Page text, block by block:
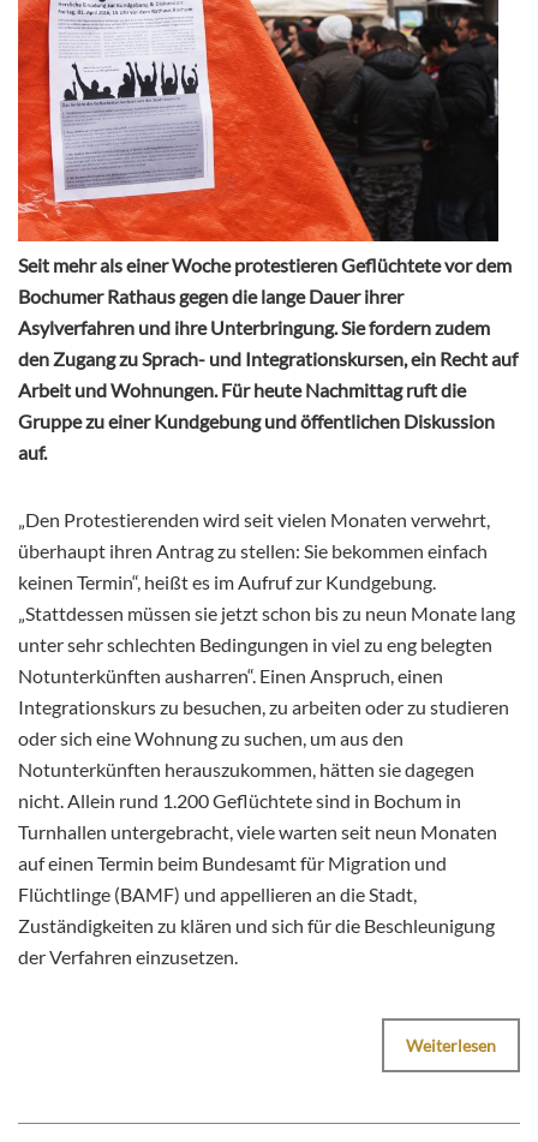
Seit mehr als einer Woche protestieren Geflüchtete vor dem
Bochumer Rathaus gegen die lange Dauer ihrer
Asylverfahren und ihre Unterbringung. Sie fordern zudem
den Zugang zu Sprach- und Integrationskursen, ein Recht auf
Arbeit und Wohnungen. Für heute Nachmittag ruft die
Gruppe zu einer Kundgebung und öffentlichen Diskussion
auf.
„Den Protestierenden wird seit vielen Monaten verwehrt,
überhaupt ihren Antrag zu stellen: Sie bekommen einfach
keinen Termin“, heißt es im Aufruf zur Kundgebung.
„Stattdessen müssen sie jetzt schon bis zu neun Monate lang
unter sehr schlechten Bedingungen in viel zu eng belegten
Notunterkünften ausharren“. Einen Anspruch, einen
Integrationskurs zu besuchen, zu arbeiten oder zu studieren
oder sich eine Wohnung zu suchen, um aus den
Notunterkünften herauszukommen, hätten sie dagegen
nicht. Allein rund 1.200 Geflüchtete sind in Bochum in
Turnhallen untergebracht, viele warten seit neun Monaten
auf einen Termin beim Bundesamt für Migration und
Flüchtlinge (BAMF) und appellieren an die Stadt,
Zuständigkeiten zu klären und sich für die Beschleunigung
der Verfahren einzusetzen.
Weiterlesen